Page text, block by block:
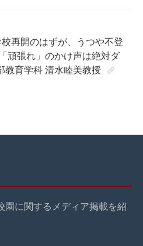
校再開のはずが、うつや不登
張れ」のかけ声は絶対ダ
教育学科 清水睦美教授
園に関するメディア掲載を紹